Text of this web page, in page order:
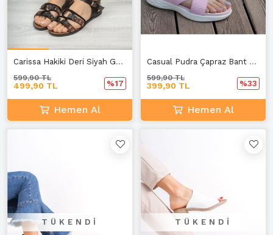
Carissa Hakiki Deri Siyah Günlük Kadın Sandalet A-3
499,90 TL
599,90 TL
%17
Hemen Al
Casual Pudra Çapraz Bant Terlik B-2
399,90 TL
599,90 TL
%33
Hemen Al
TÜKENDI TÜKENDI